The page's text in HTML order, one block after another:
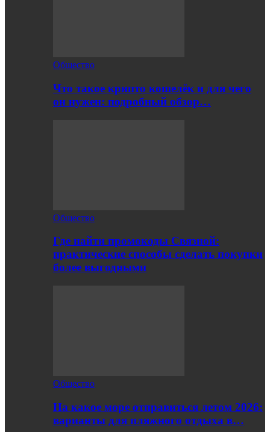
Общество
Что такое крипто кошелёк и для чего
он нужен: подробный обзор…
Общество
Где найти промокоды Связной:
практические способы сделать покупки
более выгодными
Общество
На какое море отправиться летом 2026:
варианты для пляжного отдыха в…